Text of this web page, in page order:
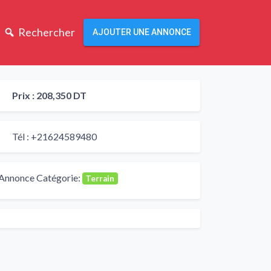
Rechercher AJOUTER UNE ANNONCE
Prix : 208,350 DT
Tél : +21624589480
Catégorie: Terrain